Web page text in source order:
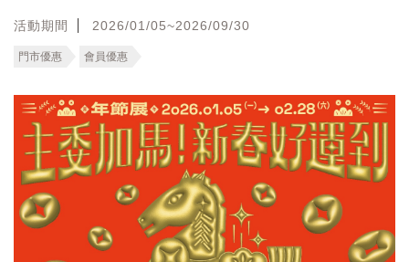
活動期間 2026/01/05~2026/09/30
門市優惠 會員優惠